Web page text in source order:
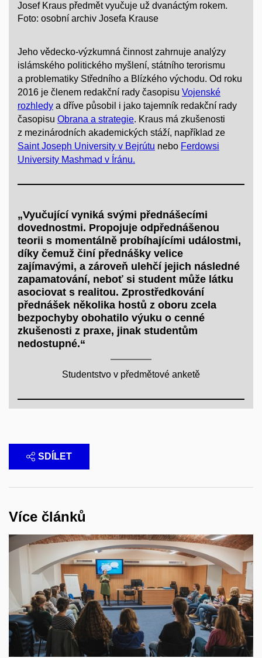
Josef Kraus předmět vyučuje už dvanáctým rokem.
Foto: osobní archiv Josefa Krause
Jeho vědecko-výzkumná činnost zahrnuje analýzy
islámského politického myšlení, státního terorismu
a problematiky Středního a Blízkého východu. Od roku
2016 je členem redakční rady časopisu Vojenské
rozhledy a dříve působil i jako tajemník redakční rady
časopisu Obrana a strategie. Kraus má zkušenosti
z mezinárodních akademických stáží, například ze
Saint Joseph University v Bejrútu nebo Ferdowsi
University Mashmad v Íránu.
„Vyučující vyniká svými přednášecími
dovednostmi. Propojuje odpřednášenou
teorii s momentálně probíhajícími událostmi,
díky čemuž činí přednášky velice
zajímavými, a zároveň ulehčí jejich následné
zapamatování, neboť si student může látku
asociovat s realitou. Zprostředkování
přednášek několika hostů z oboru zcela
bezpochyby obohatilo výuku o cenné
zkušenosti z praxe, jinak studentům
nedostupné.“
Studentstvo v předmětové anketě
SDÍLET
Více článků